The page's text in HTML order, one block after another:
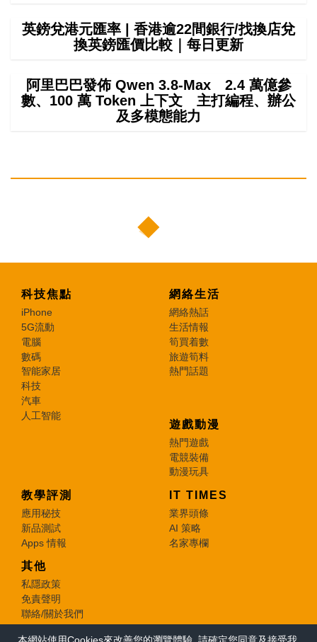
英鎊兌港元匯率 | 香港逾22間銀行/找換店兌
換英鎊匯價比較｜每日更新
阿里巴巴發佈 Qwen 3.8-Max 2.4 萬億參
數、100 萬 Token 上下文 主打編程、辦公
及多模態能力
科技焦點
iPhone
5G流動
電腦
數碼
智能家居
科技
汽車
人工智能
網絡生活
網絡熱話
生活情報
筍買着數
旅遊筍料
熱門話題
遊戲動漫
熱門遊戲
電競裝備
動漫玩具
教學評測
應用秘技
新品測試
Apps 情報
IT TIMES
業界頭條
AI 策略
名家專欄
其他
私隱政策
免責聲明
聯絡/關於我們